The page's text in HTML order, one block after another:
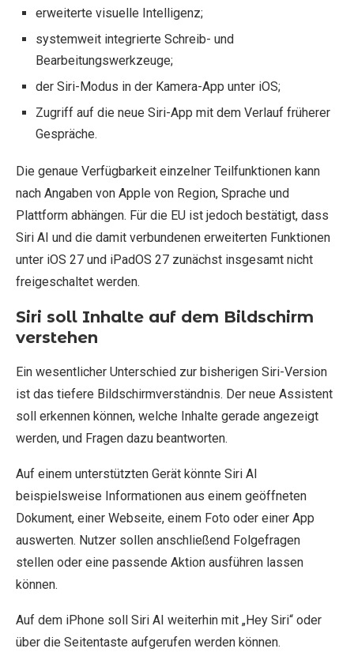
erweiterte visuelle Intelligenz;
systemweit integrierte Schreib- und
Bearbeitungswerkzeuge;
der Siri-Modus in der Kamera-App unter iOS;
Zugriff auf die neue Siri-App mit dem Verlauf früherer
Gespräche.
Die genaue Verfügbarkeit einzelner Teilfunktionen kann
nach Angaben von Apple von Region, Sprache und
Plattform abhängen. Für die EU ist jedoch bestätigt, dass
Siri AI und die damit verbundenen erweiterten Funktionen
unter iOS 27 und iPadOS 27 zunächst insgesamt nicht
freigeschaltet werden.
Siri soll Inhalte auf dem Bildschirm
verstehen
Ein wesentlicher Unterschied zur bisherigen Siri-Version
ist das tiefere Bildschirmverständnis. Der neue Assistent
soll erkennen können, welche Inhalte gerade angezeigt
werden, und Fragen dazu beantworten.
Auf einem unterstützten Gerät könnte Siri AI
beispielsweise Informationen aus einem geöffneten
Dokument, einer Webseite, einem Foto oder einer App
auswerten. Nutzer sollen anschließend Folgefragen
stellen oder eine passende Aktion ausführen lassen
können.
Auf dem iPhone soll Siri AI weiterhin mit „Hey Siri“ oder
über die Seitentaste aufgerufen werden können.